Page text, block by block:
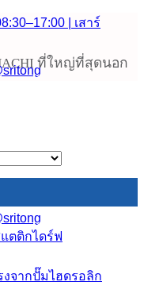
| เสาร์
ที่ใหญ่ที่สุดนอก
ตติกไดร์ฟ
จากปั๊มไฮดรอลิก